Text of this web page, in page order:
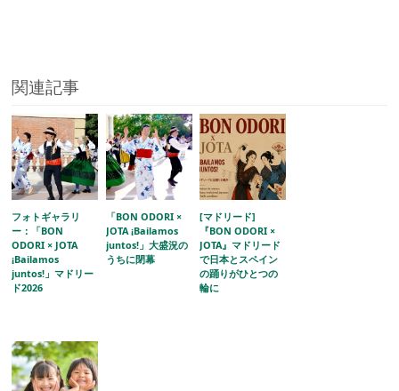
関連記事
フォトギャラリ
ー：「BON
ODORI × JOTA
¡Bailamos
juntos!」マドリー
ド2026
「BON ODORI ×
JOTA ¡Bailamos
juntos!」大盛況の
うちに閉幕
[マドリード]
『BON ODORI ×
JOTA』マドリード
で日本とスペイン
の踊りがひとつの
輪に